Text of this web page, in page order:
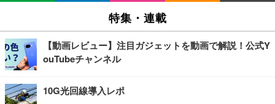
特集・連載
【動画レビュー】注目ガジェットを動画で解説！公式Y
ouTubeチャンネル
10G光回線導入レポ